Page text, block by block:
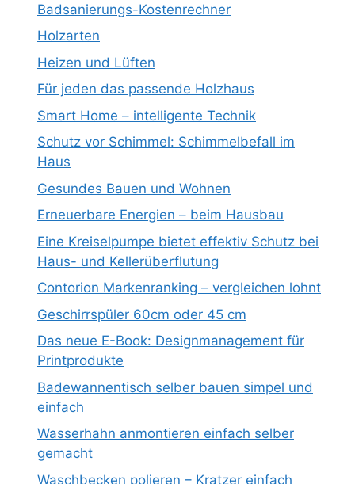
Badsanierungs-Kostenrechner
Holzarten
Heizen und Lüften
Für jeden das passende Holzhaus
Smart Home – intelligente Technik
Schutz vor Schimmel: Schimmelbefall im
Haus
Gesundes Bauen und Wohnen
Erneuerbare Energien – beim Hausbau
Eine Kreiselpumpe bietet effektiv Schutz bei
Haus- und Kellerüberflutung
Contorion Markenranking – vergleichen lohnt
Geschirrspüler 60cm oder 45 cm
Das neue E-Book: Designmanagement für
Printprodukte
Badewannentisch selber bauen simpel und
einfach
Wasserhahn anmontieren einfach selber
gemacht
Waschbecken polieren – Kratzer einfach